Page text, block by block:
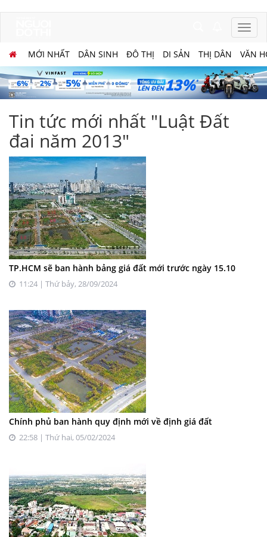
MỚI NHẤT DÂN SINH ĐÔ THỊ DI SẢN THỊ DÂN VĂN
Tin tức mới nhất "Luật Đất
đai năm 2013"
TP.HCM sẽ ban hành bảng giá đất mới trước ngày 15.10
11:24 | Thứ bảy, 28/09/2024
Chính phủ ban hành quy định mới về định giá đất
22:58 | Thứ hai, 05/02/2024